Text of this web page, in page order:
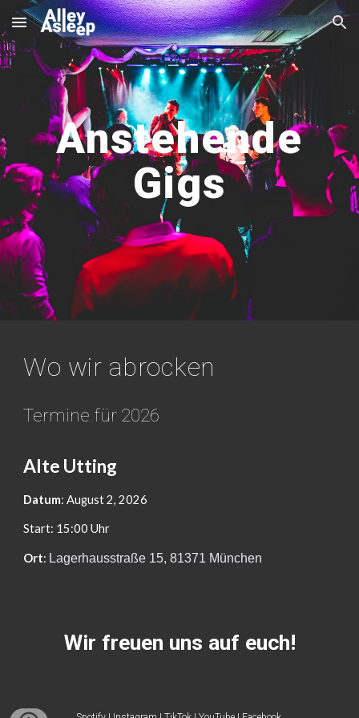
Skip to main content Skip to navigation
Anstehende
Gigs
Wo wir abrocken
Termine für 2026
Alte Utting
Datum:August 2, 2026
Start: 15:00 Uhr
Ort: Lagerhausstraße 15, 81371 München
Wir freuen uns auf euch!